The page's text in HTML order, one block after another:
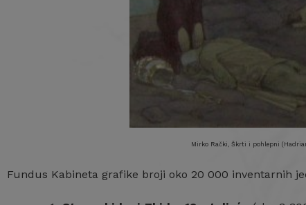
Mirko Rački, Škrti i pohlepni
Fundus Kabineta grafike broji oko 20 000 inventarnih